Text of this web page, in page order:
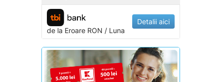
de la EroareRON / Luna
Detalii aici